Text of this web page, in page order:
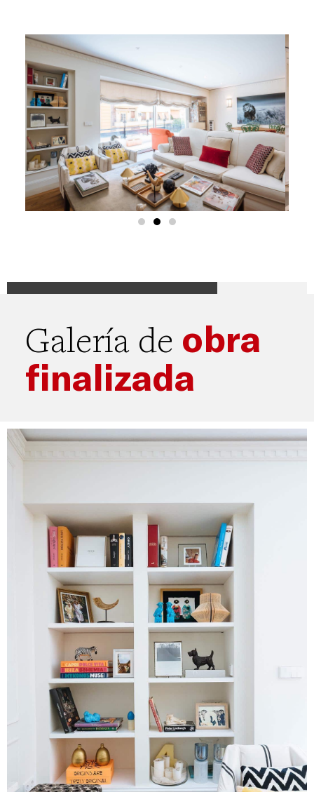
Galería de obra
finalizada